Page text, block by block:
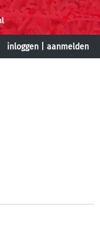
inloggen aanmelden